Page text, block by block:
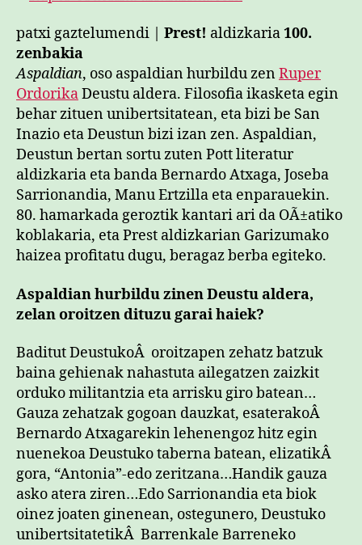
patxi gaztelumendi | Prest! aldizkaria100.
zenbakia
Aspaldian, oso aspaldian hurbildu zenRuper
OrdorikaDeustu aldera. Filosofia ikasketa egin
behar zituen unibertsitatean, eta bizi be San
Inazio eta Deustun bizi izan zen. Aspaldian,
Deustun bertan sortu zuten Pott literatur
aldizkaria eta banda Bernardo Atxaga, Joseba
Sarrionandia, Manu Ertzilla eta enparauekin.
80. hamarkada geroztik kantari ari da OÃ±atiko
koblakaria, eta Prest aldizkarian Garizumako
haizea profitatu dugu, beragaz berba egiteko.
Aspaldian hurbildu zinen Deustu aldera,
zelan oroitzen dituzu garai haiek?
Baditut DeustukoÂ oroitzapen zehatz batzuk
baina gehienak nahastuta ailegatzen zaizkit
orduko militantzia eta arrisku giro batean…
Gauza zehatzak gogoan dauzkat, esaterakoÂ
Bernardo Atxagarekin lehenengoz hitz egin
nuenekoa Deustuko taberna batean, elizatikÂ
gora, “Antonia”-edo zeritzana…Handik gauza
asko atera ziren…Edo Sarrionandia eta biok
oinez joaten ginenean, ostegunero, Deustuko
unibertsitatetikÂ Barrenkale Barreneko